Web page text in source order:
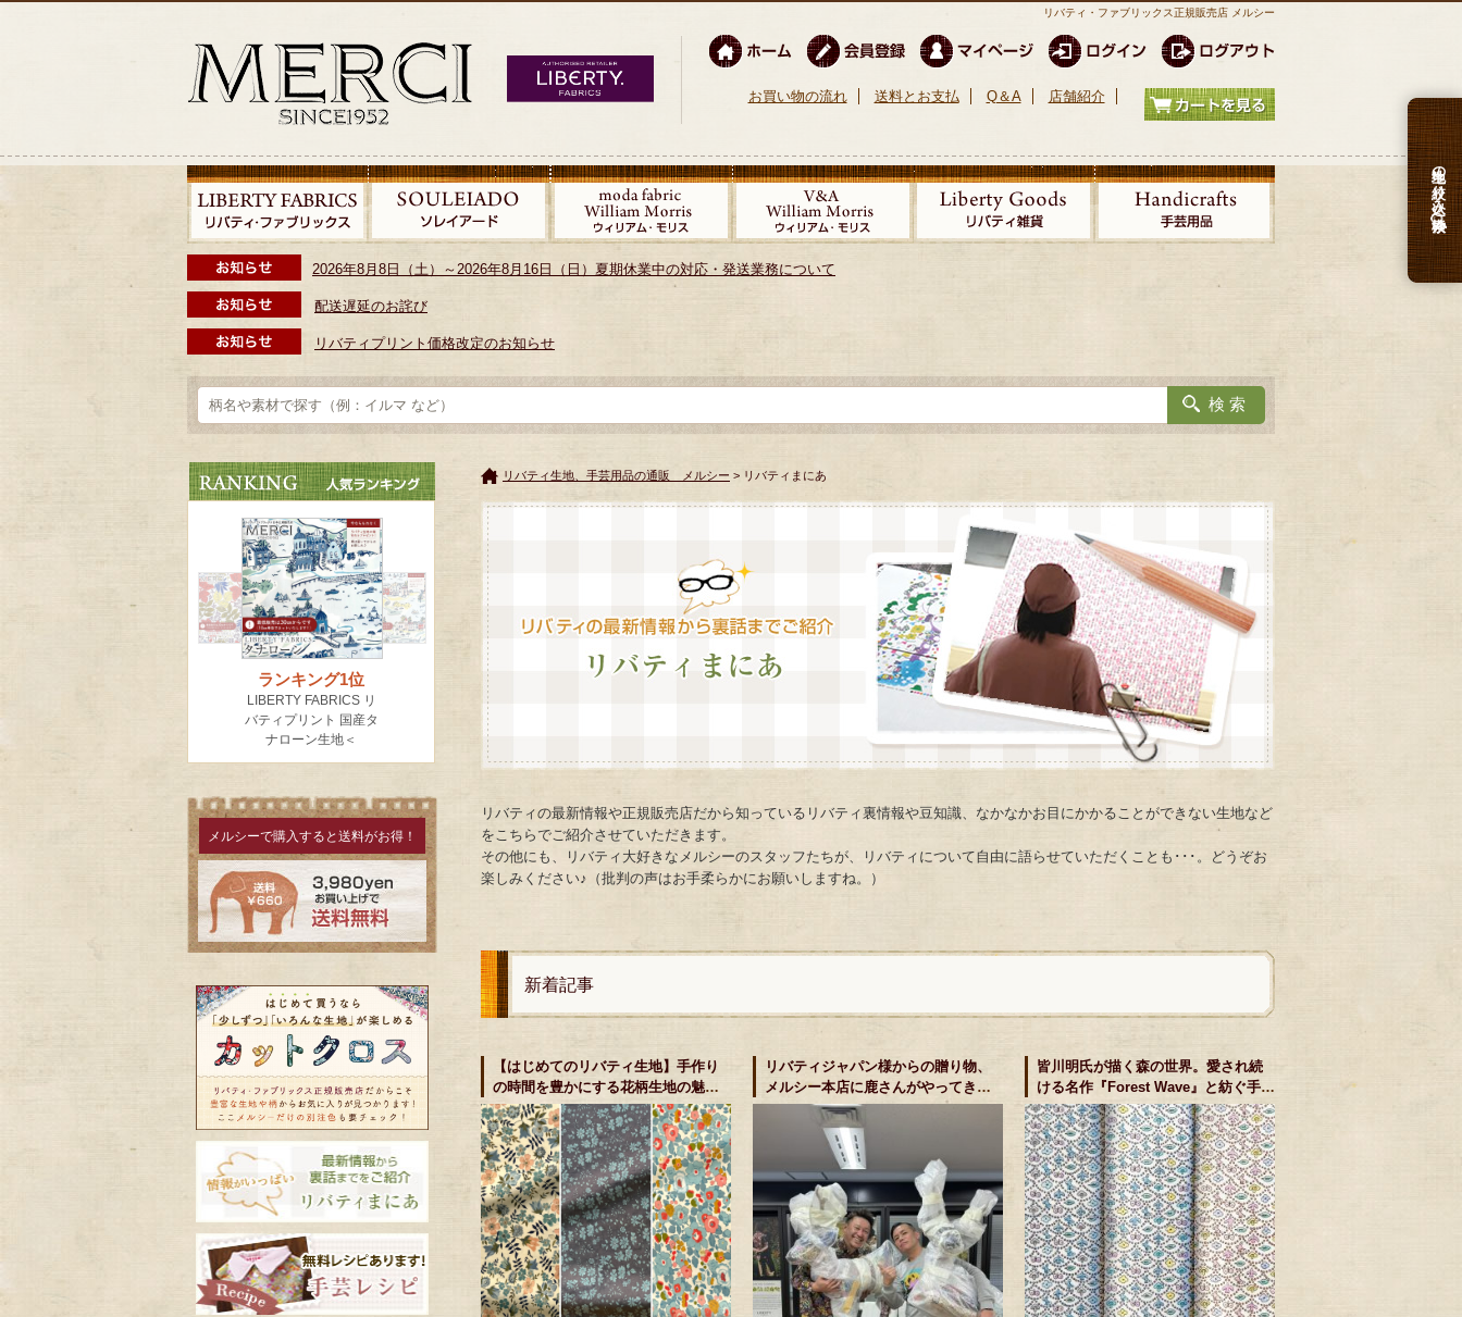
リバティ・ファブリックス正規販売店 メルシー
お買い物の流れ 送料とお支払 Q＆A 店舗紹介
2026年8月8日（土）～2026年8月16日（日）夏期休業中の対応・発送業務について
配送遅延のお詫び
リバティプリント価格改定のお知らせ
生地の絞り込み検索
メルシーで購入すると送料がお得！
リバティ生地、手芸用品の通販 メルシー > リバティまにあ
リバティの最新情報や正規販売店だから知っているリバティ裏情報や豆知識、なかなかお目にかかることができない生地など
をこちらでご紹介させていただきます。
その他にも、リバティ大好きなメルシーのスタッフたちが、リバティについて自由に語らせていただくことも･･･。どうぞお
楽しみください♪（批判の声はお手柔らかにお願いしますね。）
新着記事
【はじめてのリバティ生地】手作り
の時間を豊かにする花柄生地の魅力
と、定番プリント
リバティジャパン様からの贈り物、
メルシー本店に鹿さんがやってきま
した！
皆川明氏が描く森の世界。愛され続
ける名作『Forest Wave』と紡ぐ手作
りの時間